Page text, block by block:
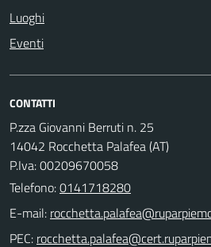
Luoghi
Eventi
CONTATTI
P.zza Giovanni Berruti n. 25
14042 Rocchetta Palafea (AT)
P.Iva: 00209670058
Telefono:0141718280
E-mail:
PEC: